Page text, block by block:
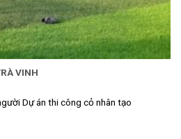
VINH
Dự án thi công cỏ nhân tạo